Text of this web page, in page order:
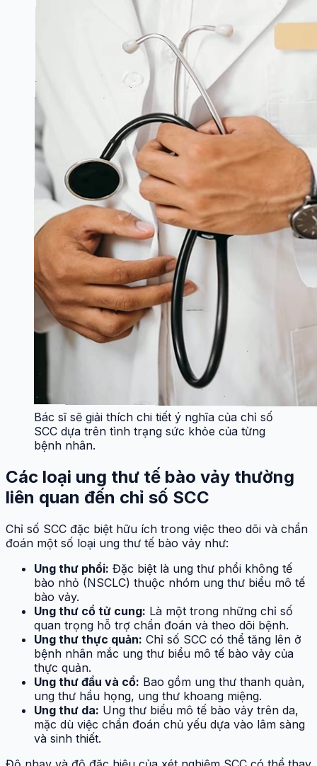
Bác sĩ sẽ giải thích chi tiết ý nghĩa của chỉ số
SCC dựa trên tình trạng sức khỏe của từng
bệnh nhân.
Các loại ung thư tế bào vảy thường
liên quan đến chỉ số SCC
Chỉ số SCC đặc biệt hữu ích trong việc theo dõi và chẩn
đoán một số loại ung thư tế bào vảy như:
Ung thư phổi: Đặc biệt là ung thư phổi không tế
bào nhỏ (NSCLC) thuộc nhóm ung thư biểu mô tế
bào vảy.
Ung thư cổ tử cung: Là một trong những chỉ số
quan trọng hỗ trợ chẩn đoán và theo dõi bệnh.
Ung thư thực quản: Chỉ số SCC có thể tăng lên ở
bệnh nhân mắc ung thư biểu mô tế bào vảy của
thực quản.
Ung thư đầu và cổ: Bao gồm ung thư thanh quản,
ung thư hầu họng, ung thư khoang miệng.
Ung thư da: Ung thư biểu mô tế bào vảy trên da,
mặc dù việc chẩn đoán chủ yếu dựa vào lâm sàng
và sinh thiết.